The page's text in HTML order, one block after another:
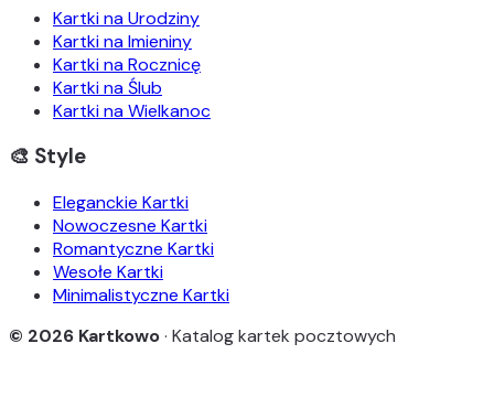
Kartki na Urodziny
Kartki na Imieniny
Kartki na Rocznicę
Kartki na Ślub
Kartki na Wielkanoc
🎨 Style
Eleganckie Kartki
Nowoczesne Kartki
Romantyczne Kartki
Wesołe Kartki
Minimalistyczne Kartki
© 2026 Kartkowo· Katalog kartek pocztowych